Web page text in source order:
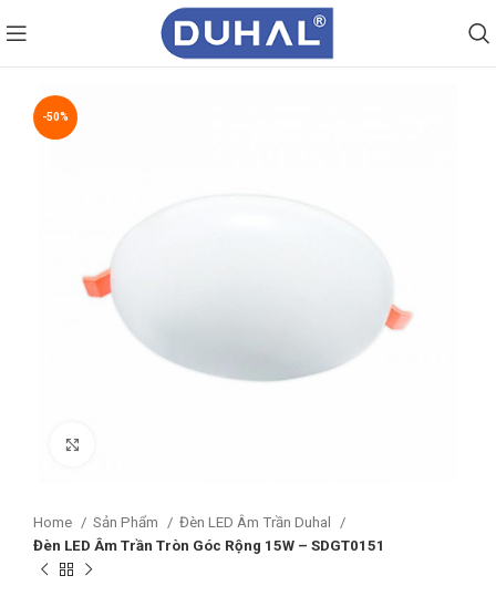
-50%
Home Sản Phẩm
Đèn LED Âm Trần Duhal
Đèn LED Âm Trần Tròn Góc Rộng 15W – SDGT0151